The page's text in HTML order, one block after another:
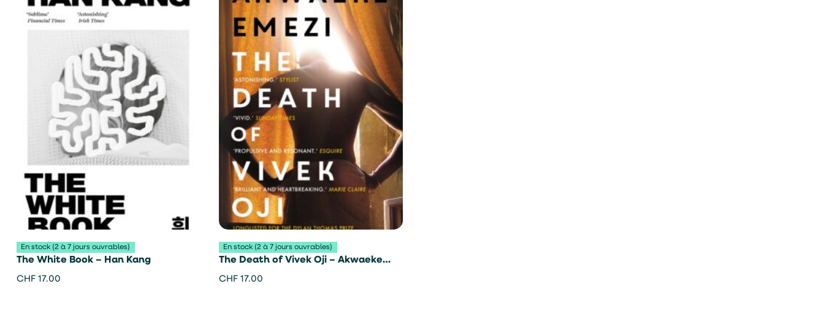
En stock (2 à 7 jours ouvrables)
The White Book – Han Kang
CHF 17.00
En stock (2 à 7 jours ouvrables)
The Death of Vivek Oji – Akwaeke
Emezi
CHF 17.00